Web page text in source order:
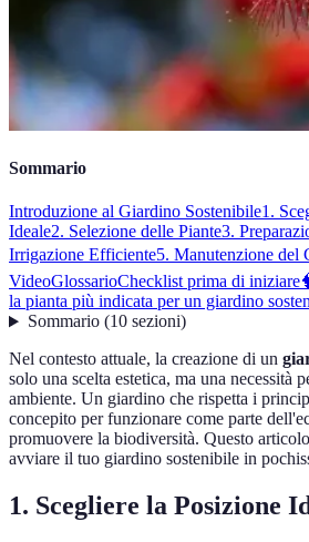
Sommario
Introduzione al Giardino Sostenibile1.
Ideale2. Selezione delle Piante3.
Irrigazione Efficiente5. Manutenzione del
VideoGlossarioChecklist prima di iniziare
la pianta più indicata per un giardino
Sommario(10 sezioni)
Nel contesto attuale, la creazione di un
solo una scelta estetica, ma una necessità
ambiente. Un giardino che rispetta i
concepito per funzionare come parte
promuovere la biodiversità. Questo
avviare il tuo giardino sostenibile in
1. Scegliere la Posizione